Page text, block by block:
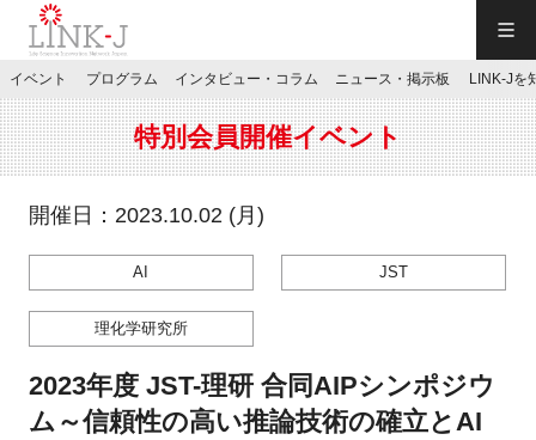
JP／EN
特別会員専用メニュー
お問い合わせ
イベント プログラム インタビュー・コラム ニュース・掲示板 LINK-Jを
特別会員開催イベント
開催日：2023.10.02 (月)
AI JST
理化学研究所
2023年度 JST-理研 合同AIPシンポジウ
ム～信頼性の高い推論技術の確立とAI